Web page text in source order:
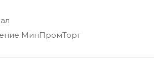
МинПромТорг